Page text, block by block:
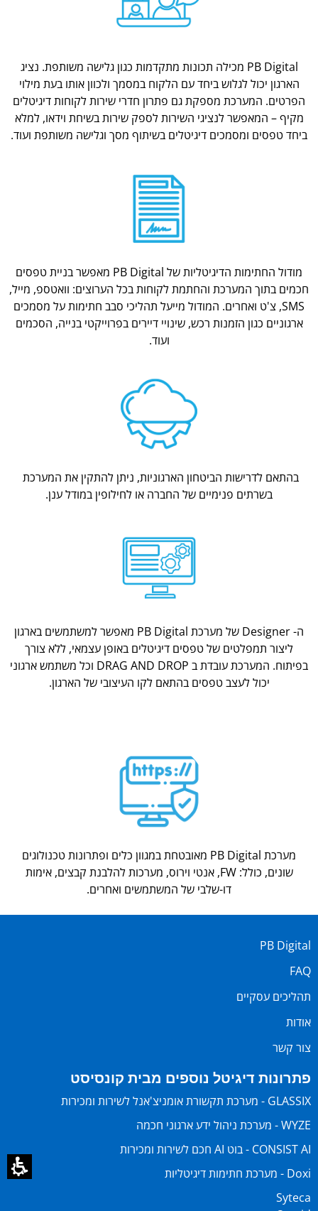
PB Digital מכילה תכונות מתקדמות כגון גלישה משותפת. נציג
הארגון יכול לגלוש ביחד עם הלקוח במסמך ולכוון אותו בעת מילוי
הפרטים. המערכת מספקת גם פתרון חדרי שירות לקוחות דיגיטלים
מקיף – המאפשר לנציגי השירות לספק שירות בשיחת וידאו, למלא
ביחד טפסים ומסמכים דיגיטלים בשיתוף מסך וגלישה משותפת ועוד.
מודול החתימות הדיגיטליות של PB Digital מאפשר בניית טפסים
חכמים בתוך המערכת והחתמת לקוחות בכל הערוצים: וואטספ, מייל,
SMS, צ'ט ואחרים. המודול מייעל תהליכי סבב חתימות על מסמכים
ארגוניים כגון הזמנות רכש, שינויי דיירים בפרוייקטי בנייה, הסכמים
ועוד.
בהתאם לדרישות הביטחון הארגוניות, ניתן להתקין את המערכת
בשרתים פנימיים של החברה או לחילופין במודל ענן.
ה- Designer של מערכת PB Digital מאפשר למשתמשים בארגון
ליצור תמפלטים של טפסים דיגיטלים באופן עצמאי, ללא צורך
בפיתוח. המערכת עובדת ב DRAG AND DROP וכל משתמש ארגוני
יכול לעצב טפסים בהתאם לקו העיצובי של הארגון.
מערכת PB Digital מאובטחת במגוון כלים ופתרונות טכנולוגים
שונים, כולל: FW, אנטי וירוס, מערכות להלבנת קבצים, אימות
דו-שלבי של המשתמשים ואחרים.
PB Digital
FAQ
תהליכים עסקיים
אודות
צור קשר
פתרונות דיגיטל נוספים מבית קונסיסט
GLASSIX - מערכת תקשורת אומניצ'אנל לשירות ומכירות
WYZE - מערכת ניהול ידע ארגוני חכמה
CONSIST AI - בוט AI חכם לשירות ומכירות
Doxi - מערכת חתימות דיגיטליות
Syteca